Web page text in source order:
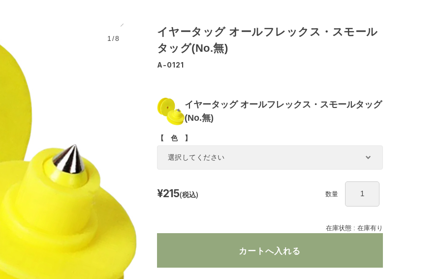
1/8
イヤータッグ オールフレックス・スモール
タッグ(No.無)
A-0121
イヤータッグ オールフレックス・スモールタッグ
(No.無)
【 色 】
在庫状態 : 在庫有り
¥215(税込) 数量